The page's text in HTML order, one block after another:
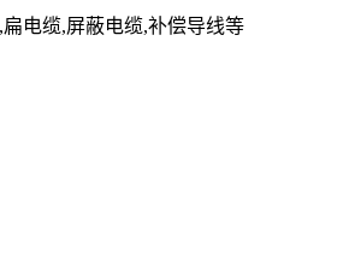
扁电缆,屏蔽电缆,补偿导线等